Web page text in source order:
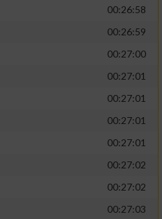
00:26:58
00:26:59
00:27:00
00:27:01
00:27:01
00:27:01
00:27:01
00:27:02
00:27:02
00:27:03